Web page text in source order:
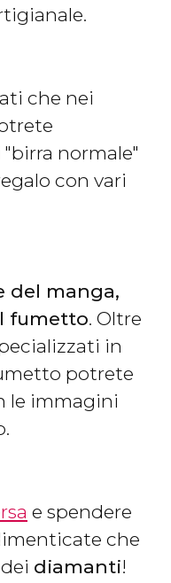
che nei
normale"
con vari
del manga,
fumetto. Oltre
in
potrete
le immagini
e spendere
che
diamanti!